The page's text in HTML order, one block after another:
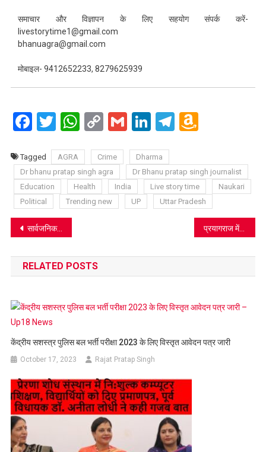
समाचार और विज्ञापन के लिए सहयोग संपर्क करें-
livestorytime1@gmail.com
bhanuagra@gmail.com
मोबाइल- 9412652233, 8279625939
Facebook
Twitter
WhatsApp
CopyGmailLinkedIn
Telegram
Amazon
List
Tagged AGRA Crime
Dharma
Dr bhanu pratap singh agra
Dr Bhanu pratap singh journalist
Education
Health India Live story time
Naukari
Political
Trending new UP Uttar Pradesh
Post
navigation
सार्वजनिक यूनिवर्सिटी के एससीसीसीए के प्रोफेसर ने एनएसएसटीए में ‘ऑफिशियल स्टैटिस्टिक्स’ प्रशिक्षण पूर्ण किया प्रयागराज में विपक्ष पर बरसे सीएम योगी, बोले- बांग्लादेश की घटना पर इनका मुंह बंद है, लगता है किसी ने फेविकोल चिपका दिया है…
RELATED POSTS
केंद्रीय सशस्त्र पुलिस बल भर्ती परीक्षा 2023 के लिए विस्तृत आवेदन पत्र जारी
October 17, 2023 Rajat Pratap Singh